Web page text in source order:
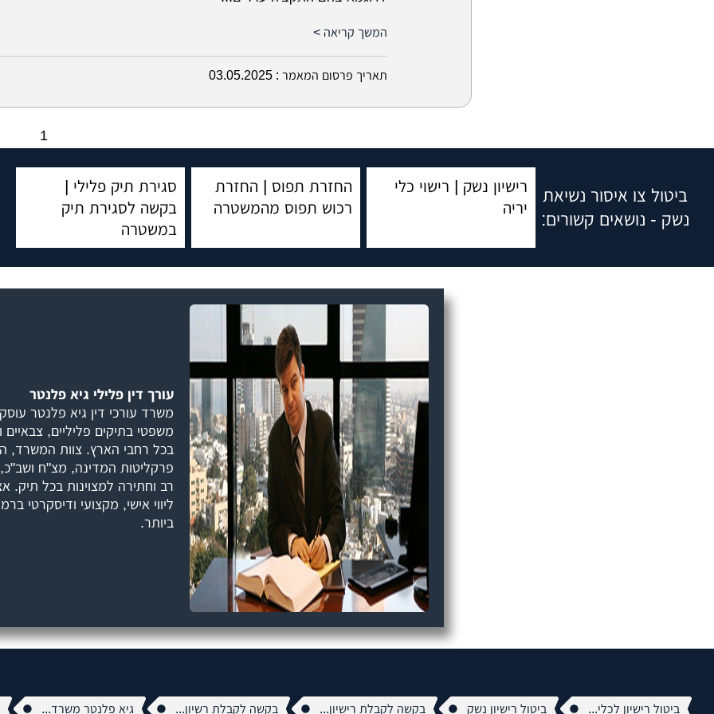
המשך קריאה >
תאריך פרסום המאמר : 03.05.2025
1
ביטול צו איסור נשיאת
נשק - נושאים קשורים:
רישיון נשק | רישוי כלי
יריה
החזרת תפוס | החזרת
רכוש תפוס מהמשטרה
סגירת תיק פלילי |
בקשה לסגירת תיק
במשטרה
עורך דין פלילי גיא פלנטר
משרד עורכי דין גיא פלנטר עוסק
משפטי בתיקים פליליים,
בכל רחבי הארץ. צוות המשרד,
פרקליטות המדינה, מצ"ח ושב"כ,
רב וחתירה למצוינות בכל תיק.
ליווי אישי, מקצועי ודיסקרטי
ביותר.
ביטול רישיון לכלי... ביטול רישיון נשק בקשה לקבלת רישיון... בקשה לקבלת רשיון... גיא פלנטר משרד...